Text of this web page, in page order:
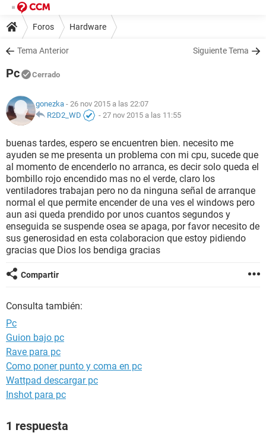
Foros Hardware
Tema Anterior Siguiente Tema
Pc Cerrado
gonezka - 26 nov 2015 a las 22:07
R2D2_WD
- 27 nov 2015 a las 11:55
buenas tardes, espero se encuentren bien. necesito me
ayuden se me presenta un problema con mi cpu, sucede que
al momento de encenderlo no arranca, es decir solo queda el
bombillo rojo encendido mas no el verde, claro los
ventiladores trabajan pero no da ninguna señal de arranque
normal el que permite encender de una ves el windows pero
aun asi queda prendido por unos cuantos segundos y
enseguida se suspende osea se apaga, por favor necesito de
sus generosidad en esta colaboracion que estoy pidiendo
gracias que Dios los bendiga gracias
Compartir
Consulta también:
Pc
Guion bajo pc
Rave para pc
Como poner punto y coma en pc
Wattpad descargar pc
Inshot para pc
1 respuesta